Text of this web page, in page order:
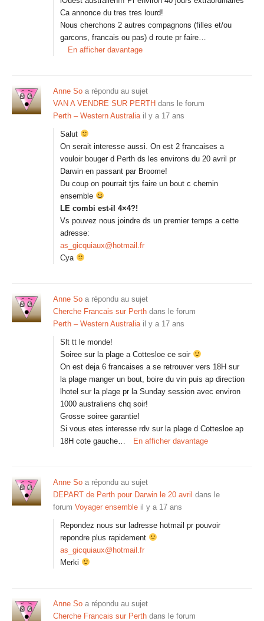
Ca annonce du tres tres lourd!
Nous cherchons 2 autres compagnons (filles et/ou
garcons, francais ou pas) d route pr faire…
En afficher davantage
Anne So a répondu au sujet
VAN A VENDRE SUR PERTH dans le forum
Perth – Western Australia il y a 17 ans
Salut
On serait interesse aussi. On est 2 francaises a
vouloir bouger d Perth ds les environs du 20 avril pr
Darwin en passant par Broome!
Du coup on pourrait tjrs faire un bout c chemin
ensemble
LE combi est-il 4×4?!
Vs pouvez nous joindre ds un premier temps a cette
adresse:
as_gicquiaux@hotmail.fr
Cya
Anne So a répondu au sujet
Cherche Francais sur Perth dans le forum
Perth – Western Australia il y a 17 ans
Slt tt le monde!
Soiree sur la plage a Cottesloe ce soir
On est deja 6 francaises a se retrouver vers 18H sur
la plage manger un bout, boire du vin puis ap direction
lhotel sur la plage pr la Sunday session avec environ
1000 australiens chq soir!
Grosse soiree garantie!
Si vous etes interesse rdv sur la plage d Cottesloe ap
18H cote gauche…
En afficher davantage
Anne So a répondu au sujet
DEPART de Perth pour Darwin le 20 avril dans le
forum Voyager ensemble il y a 17 ans
Repondez nous sur ladresse hotmail pr pouvoir
repondre plus rapidement
as_gicquiaux@hotmail.fr
Merki
Anne So a répondu au sujet
Cherche Francais sur Perth dans le forum